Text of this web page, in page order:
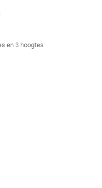
en 3 hoogtes